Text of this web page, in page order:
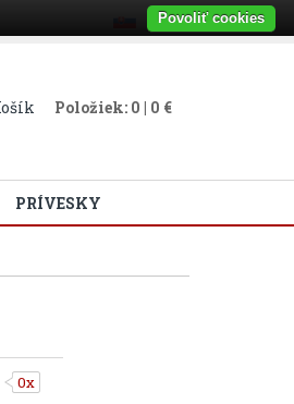
Položiek: 0 | 0 €
PRÍVESKY
0x
Povoliť cookies